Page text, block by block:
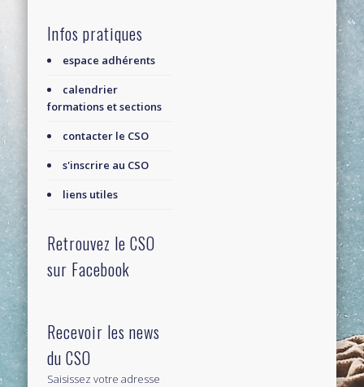
Infos pratiques
espace adhérents
calendrier
formations et sections
contacter le CSO
s'inscrire au CSO
liens utiles
Retrouvez le CSO
sur Facebook
Recevoir les news
du CSO
Saisissez votre adresse